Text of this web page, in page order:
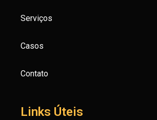
Serviços
Casos
Contato
Links Úteis